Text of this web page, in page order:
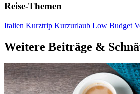
Reise-Themen
Italien Kurztrip Kurzurlaub Low Budget
Weitere Beiträge &